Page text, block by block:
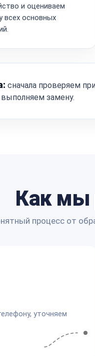
и оцениваем
всех основных
сначала проверяем
замену.
Как мы
процесс от
уточняем